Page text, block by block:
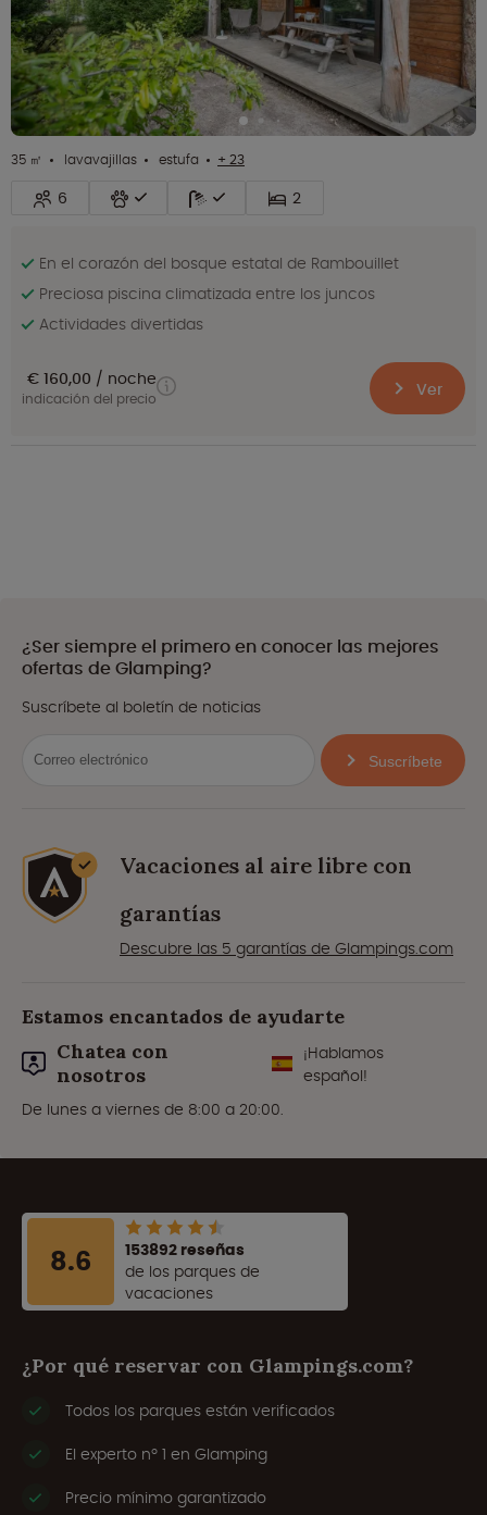
35 ㎡ lavavajillas estufa + 23
6 2
En el corazón del bosque estatal de Rambouillet
Preciosa piscina climatizada entre los juncos
Actividades divertidas
€ 160,00 noche
indicación del precio Ver
¿Ser siempre el primero en conocer las mejores
ofertas de Glamping?
Suscríbete al boletín de noticias
Suscríbete
Vacaciones al aire libre con
garantías
Descubre las 5 garantías de Glampings.com
Estamos encantados de ayudarte
Chatea con
nosotros
¡Hablamos
español!
De lunes a viernes de 8:00 a 20:00.
8.6
153892 reseñas
de los parques de
vacaciones
¿Por qué reservar con Glampings.com?
Todos los parques están verificados
El experto nº 1 en Glamping
Precio mínimo garantizado